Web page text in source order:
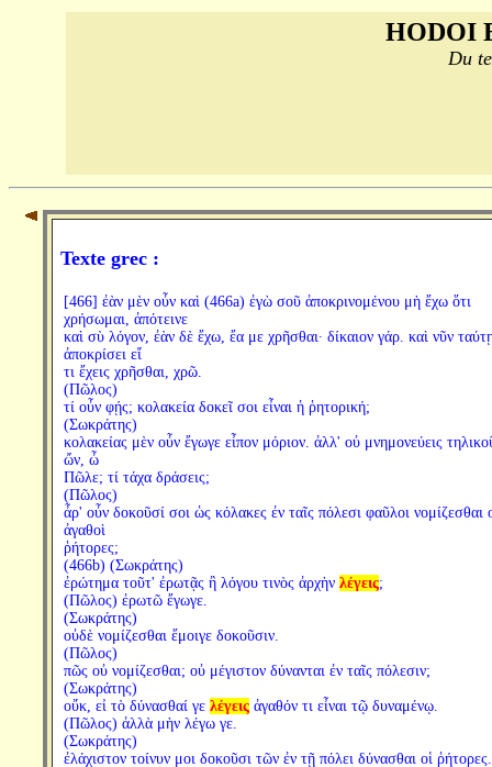
HODOI
Du
Texte grec :
[466] ἐὰν μὲν οὖν καὶ (466a) ἐγὼ σοῦ ἀποκρινομένου μὴ ἔχω ὅτι
χρήσωμαι, ἀπότεινε
καὶ σὺ λόγον, ἐὰν δὲ ἔχω, ἔα με χρῆσθαι· δίκαιον γάρ. καὶ νῦν
ἀποκρίσει εἴ
τι ἔχεις χρῆσθαι, χρῶ.
(Πῶλος)
τί οὖν φῄς; κολακεία δοκεῖ σοι εἶναι ἡ ῥητορική;
(Σωκράτης)
κολακείας μὲν οὖν ἔγωγε εἶπον μόριον. ἀλλ' οὐ μνημονεύεις
ὤν, ὦ
Πῶλε; τί τάχα δράσεις;
(Πῶλος)
ἆρ' οὖν δοκοῦσί σοι ὡς κόλακες ἐν ταῖς πόλεσι φαῦλοι νομίζεσθαι
ἀγαθοὶ
ῥήτορες;
(466b) (Σωκράτης)
ἐρώτημα τοῦτ' ἐρωτᾷς ἢ λόγου τινὸς ἀρχὴν λέγεις;
(Πῶλος) ἐρωτῶ ἔγωγε.
(Σωκράτης)
οὐδὲ νομίζεσθαι ἔμοιγε δοκοῦσιν.
(Πῶλος)
πῶς οὐ νομίζεσθαι; οὐ μέγιστον δύνανται ἐν ταῖς πόλεσιν;
(Σωκράτης)
οὔκ, εἰ τὸ δύνασθαί γε λέγειςἀγαθόν τι εἶναι τῷ δυναμένῳ.
(Πῶλος) ἀλλὰ μὴν λέγω γε.
(Σωκράτης)
ἐλάχιστον τοίνυν μοι δοκοῦσι τῶν ἐν τῇ πόλει δύνασθαι οἱ ῥήτορες.